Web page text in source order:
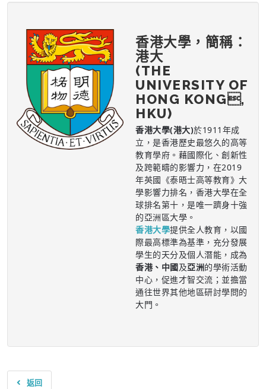
香港大學，簡稱：
港大
(THE
UNIVERSITY OF
HONG KONG,
HKU)
香港大學(港大)於1911年成
立，是香港歷史最悠久的高等
教育學府。藉國際化、創新性
及跨範疇的影響力，在2019
年英國《泰晤士高等教育》大
學影響力排名，香港大學在全
球排名第十，是唯一躋身十強
的亞洲區大學。
香港大學提供全人教育，以國
際最高標準為基準，充分發展
學生的天分及個人潛能，成為
香港、中國及亞洲的學術活動
中心，促進才智交流；並擔當
通往世界其他地區研討學問的
大門。
返回